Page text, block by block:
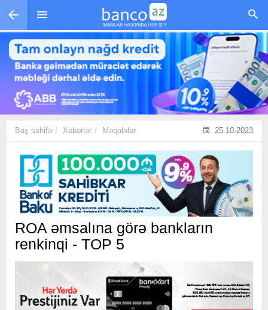
Skip to main content
Baş səhifə Xəbərlər Məqalələr 25.10.2023
ROA əmsalına görə bankların
renkinqi - TOP 5